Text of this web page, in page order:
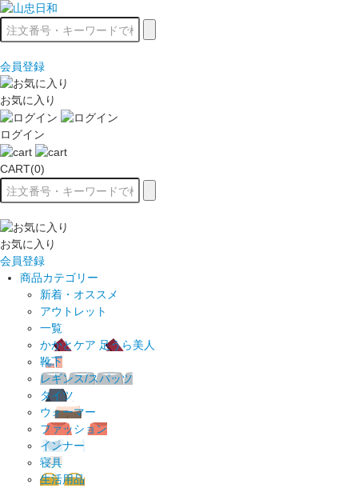
会員登録
お気に入り
ログイン
CART(0)
お気に入り
会員登録
商品カテゴリー
新着・オススメ
アウトレット
一覧
かかとケア 足うら美人
靴下
レギンス/スパッツ
タイツ
ウォーマー
ファッション
インナー
寝具
生活用品